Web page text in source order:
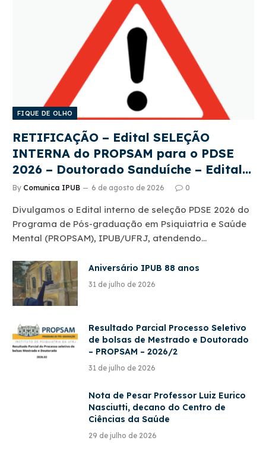
FIQUE DE OLHO
RETIFICAÇÃO – Edital SELEÇÃO
INTERNA do PROPSAM para o PDSE
2026 – Doutorado Sanduíche – Edital
CAPES 22/2026
By Comunica IPUB 6 de agosto de 2026 0
Divulgamos o Edital interno de seleção PDSE 2026 do
Programa de Pós-graduação em Psiquiatria e Saúde
Mental (PROPSAM), IPUB/UFRJ, atendendo…
Aniversário IPUB 88 anos
31 de julho de 2026
Resultado Parcial Processo Seletivo
de bolsas de Mestrado e Doutorado
– PROPSAM – 2026/2
31 de julho de 2026
Nota de Pesar Professor Luiz Eurico
Nasciutti, decano do Centro de
Ciências da Saúde
29 de julho de 2026